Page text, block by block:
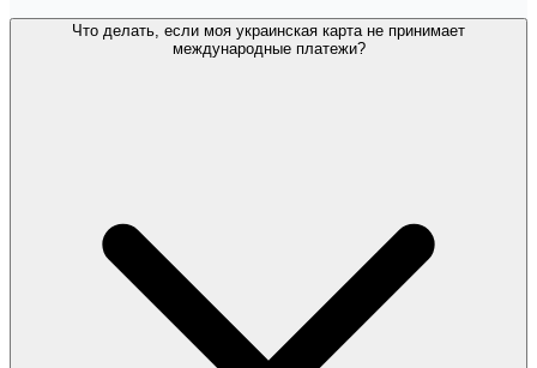
Что делать, если моя украинская карта не принимает
международные платежи?